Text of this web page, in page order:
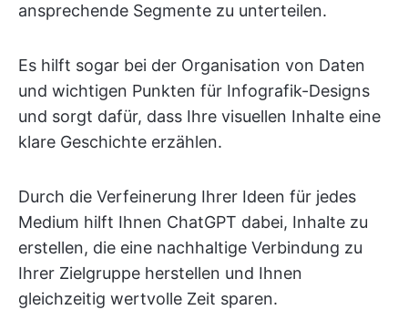
ansprechende Segmente zu unterteilen.
Es hilft sogar bei der Organisation von Daten
und wichtigen Punkten für Infografik-Designs
und sorgt dafür, dass Ihre visuellen Inhalte eine
klare Geschichte erzählen.
Durch die Verfeinerung Ihrer Ideen für jedes
Medium hilft Ihnen ChatGPT dabei, Inhalte zu
erstellen, die eine nachhaltige Verbindung zu
Ihrer Zielgruppe herstellen und Ihnen
gleichzeitig wertvolle Zeit sparen.